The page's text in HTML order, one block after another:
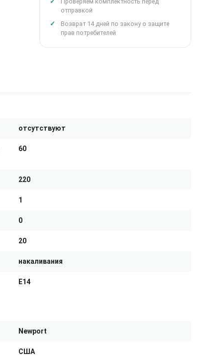
отправкой
Возврат 14 дней по закону о защите
прав потребителей
отсутствуют
60
220
1
0
20
накаливания
E14
Newport
США